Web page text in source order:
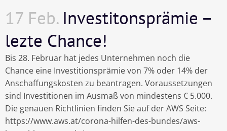
17 Feb.Investitonsprämie –
lezte Chance!
Bis 28. Februar hat jedes Unternehmen noch die
Chance eine Investitionsprämie von 7% oder 14% der
Anschaffungskosten zu beantragen. Voraussetzungen
sind Investitionen im Ausmaß von mindestens € 5.000.
Die genauen Richtlinien finden Sie auf der AWS Seite:
https://www.aws.at/corona-hilfen-des-bundes/aws-